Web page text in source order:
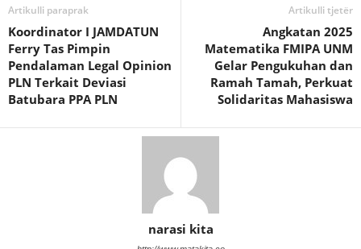
Artikulli paraprak
Koordinator I JAMDATUN
Ferry Tas Pimpin
Pendalaman Legal Opinion
PLN Terkait Deviasi
Batubara PPA PLN
Artikulli tjetër
Angkatan 2025
Matematika FMIPA UNM
Gelar Pengukuhan dan
Ramah Tamah, Perkuat
Solidaritas Mahasiswa
narasi kita